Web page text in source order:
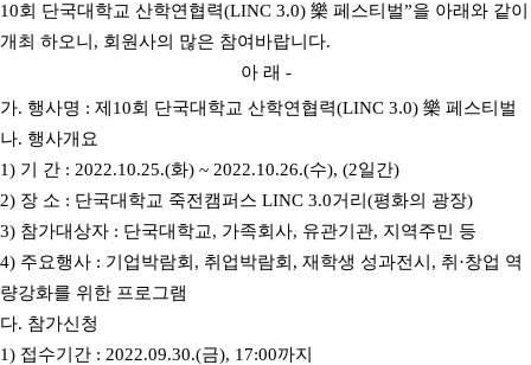
10회 단국대학교 산학연협력(LINC 3.0) 樂 페스티벌”을 아래와 같이
개최 하오니 , 회원사의 많은 참여바랍니다.
아 래 -
가. 행사명 : 제 10회 단국대학교 산학연협력(LINC 3.0) 樂 페스티벌
나. 행사개요
1) 기 간 : 2022.10.25.(화) ~ 2022.10.26.(수), (2일간)
2) 장 소 : 단국대학교 죽전캠퍼스 LINC 3.0거리 (평화의 광장)
3) 참가대상자 : 단국대학교, 가족회사, 유관기관, 지역주민 등
4) 주요행사 : 기업박람회 , 취업박람회 , 재학생 성과전시 , 취 ·창업 역
량강화를 위한 프로그램
다. 참가신청
1) 접수기간 : 2022.09.30.(금), 17:00까지